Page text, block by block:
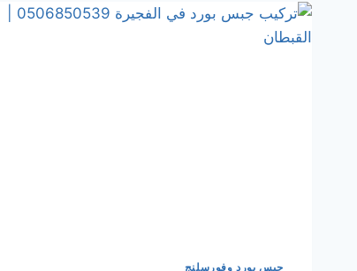
جبس بورد وفورسلنج